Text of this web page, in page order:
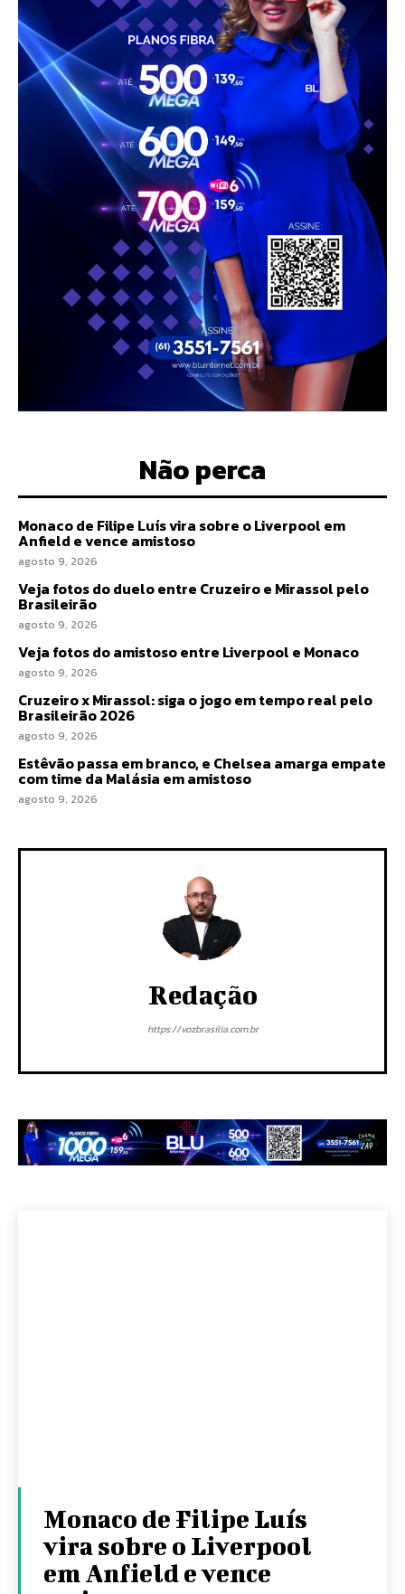
Não perca
Monaco de Filipe Luís vira sobre o Liverpool em
Anfield e vence amistoso
agosto 9, 2026
Veja fotos do duelo entre Cruzeiro e Mirassol pelo
Brasileirão
agosto 9, 2026
Veja fotos do amistoso entre Liverpool e Monaco
agosto 9, 2026
Cruzeiro x Mirassol: siga o jogo em tempo real pelo
Brasileirão 2026
agosto 9, 2026
Estêvão passa em branco, e Chelsea amarga empate
com time da Malásia em amistoso
agosto 9, 2026
Redação
https://vozbrasilia.com.br
Monaco de Filipe Luís
vira sobre o Liverpool
em Anfield e vence